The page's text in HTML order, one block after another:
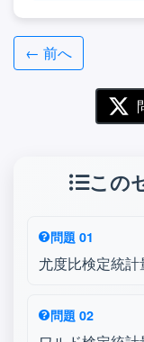
← 前へ
この
問題 01
尤度比検定統
問題 02